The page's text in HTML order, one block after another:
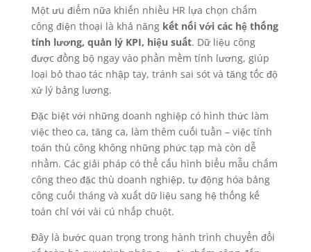
Một ưu điểm nữa khiến nhiều HR lựa chọn chấm
công điện thoại là khả năng kết nối với các hệ thống
tính lương, quản lý KPI, hiệu suất. Dữ liệu công
được đồng bộ ngay vào phần mềm tính lương, giúp
loại bỏ thao tác nhập tay, tránh sai sót và tăng tốc độ
xử lý bảng lương.
Đặc biệt với những doanh nghiệp có hình thức làm
việc theo ca, tăng ca, làm thêm cuối tuần – việc tính
toán thủ công không những phức tạp mà còn dễ
nhầm. Các giải pháp có thể cấu hình biểu mẫu chấm
công theo đặc thù doanh nghiệp, tự động hóa bảng
công cuối tháng và xuất dữ liệu sang hệ thống kế
toán chỉ với vài cú nhấp chuột.
Đây là bước quan trọng trong hành trình chuyển đổi